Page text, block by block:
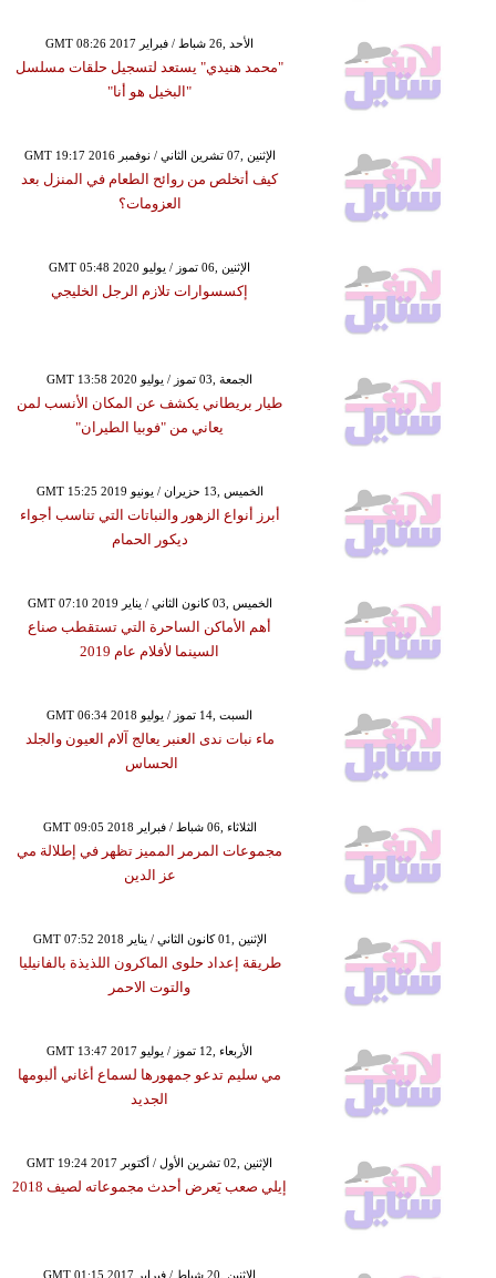
GMT 08:26 2017 الأحد ,26 شباط / فبراير
"محمد هنيدي" يستعد لتسجيل حلقات مسلسل
"البخيل هو أنا"
GMT 19:17 2016 الإثنين ,07 تشرين الثاني / نوفمبر
كيف أتخلص من روائح الطعام في المنزل بعد
العزومات؟
GMT 05:48 2020 الإثنين ,06 تموز / يوليو
إكسسوارات تلازم الرجل الخليجي
GMT 13:58 2020 الجمعة ,03 تموز / يوليو
طيار بريطاني يكشف عن المكان الأنسب لمن
يعاني من "فوبيا الطيران"
GMT 15:25 2019 الخميس ,13 حزيران / يونيو
أبرز أنواع الزهور والنباتات التي تناسب أجواء
ديكور الحمام
GMT 07:10 2019 الخميس ,03 كانون الثاني / يناير
أهم الأماكن الساحرة التي تستقطب صناع
السينما لأفلام عام 2019
GMT 06:34 2018 السبت ,14 تموز / يوليو
ماء نبات ندى العنبر يعالج آلام العيون والجلد
الحساس
GMT 09:05 2018 الثلاثاء ,06 شباط / فبراير
مجموعات المرمر المميز تظهر في إطلالة مي
عز الدين
GMT 07:52 2018 الإثنين ,01 كانون الثاني / يناير
طريقة إعداد حلوى الماكرون اللذيذة بالفانيليا
والتوت الاحمر
GMT 13:47 2017 الأربعاء ,12 تموز / يوليو
مي سليم تدعو جمهورها لسماع أغاني ألبومها
الجديد
GMT 19:24 2017 الإثنين ,02 تشرين الأول / أكتوبر
إيلي صعب يَعرض أحدث مجموعاته لصيف 2018
GMT 01:15 2017 الإثنين ,20 شباط / فبراير